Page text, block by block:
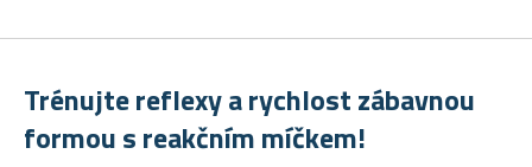
Trénujte reflexy a rychlost zábavnou
formou s reakčním míčkem!